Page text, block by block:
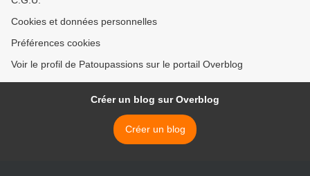
Cookies et données personnelles
Préférences cookies
Voir le profil de Patoupassions sur le portail Overblog
Créer un blog sur Overblog
Créer un blog